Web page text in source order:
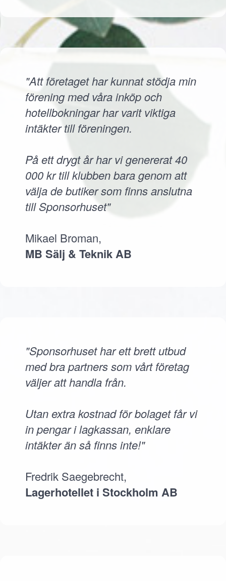
"Att företaget har kunnat stödja min
förening med våra inköp och
hotellbokningar har varit viktiga
intäkter till föreningen.
På ett drygt år har vi genererat 40
000 kr till klubben bara genom att
välja de butiker som finns anslutna
till Sponsorhuset"
Mikael Broman,
MB Sälj & Teknik AB
"Sponsorhuset har ett brett utbud
med bra partners som vårt företag
väljer att handla från.
Utan extra kostnad för bolaget får vi
in pengar i lagkassan, enklare
intäkter än så finns inte!"
Fredrik Saegebrecht,
Lagerhotellet i Stockholm AB